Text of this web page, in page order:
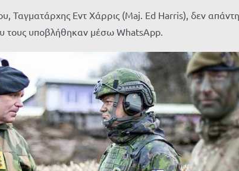
Ταγματάρχης Εντ Χάρρις (Maj. Ed Harris), δεν
τους υποβλήθηκαν μέσω WhatsApp.